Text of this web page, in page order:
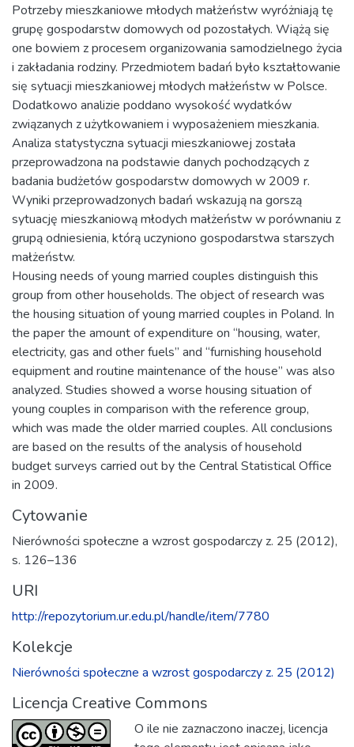
Potrzeby mieszkaniowe młodych małżeństw wyróżniają tę
grupę gospodarstw domowych od pozostałych. Wiążą się
one bowiem z procesem organizowania samodzielnego życia
i zakładania rodziny. Przedmiotem badań było kształtowanie
się sytuacji mieszkaniowej młodych małżeństw w Polsce.
Dodatkowo analizie poddano wysokość wydatków
związanych z użytkowaniem i wyposażeniem mieszkania.
Analiza statystyczna sytuacji mieszkaniowej została
przeprowadzona na podstawie danych pochodzących z
badania budżetów gospodarstw domowych w 2009 r.
Wyniki przeprowadzonych badań wskazują na gorszą
sytuację mieszkaniową młodych małżeństw w porównaniu z
grupą odniesienia, którą uczyniono gospodarstwa starszych
małżeństw.
Housing needs of young married couples distinguish this
group from other households. The object of research was
the housing situation of young married couples in Poland. In
the paper the amount of expenditure on “housing, water,
electricity, gas and other fuels” and “furnishing household
equipment and routine maintenance of the house” was also
analyzed. Studies showed a worse housing situation of
young couples in comparison with the reference group,
which was made the older married couples. All conclusions
are based on the results of the analysis of household
budget surveys carried out by the Central Statistical Office
in 2009.
Cytowanie
Nierówności społeczne a wzrost gospodarczy z. 25 (2012),
s. 126–136
URI
http://repozytorium.ur.edu.pl/handle/item/7780
Kolekcje
Nierówności społeczne a wzrost gospodarczy z. 25 (2012)
Licencja Creative Commons
O ile nie zaznaczono inaczej, licencja